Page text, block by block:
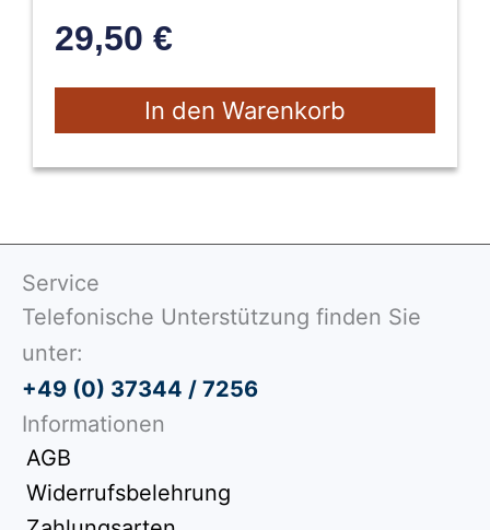
29,50 €
In den Warenkorb
Service
Telefonische Unterstützung finden Sie
unter:
+49 (0) 37344 / 7256
Informationen
AGB
Widerrufsbelehrung